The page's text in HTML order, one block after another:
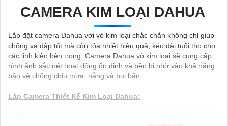
CAMERA KIM LOẠI DAHUA
Lắp đặt camera Dahua với vỏ kim loại chắc chắn không chỉ giúp
chống va đập tốt mà còn tỏa nhiệt hiệu quả, kéo dài tuổi thọ cho
các linh kiện bên trong. Camera Dahua vỏ kim loại sẽ cung cấp
hình ảnh sắc nét hoạt động ổn định và bền bỉ nhờ vào khả năng
bảo vệ chống chịu mưa, nắng và bụi bẩn.
Lắp Camera Thiết Kế Kim Loại Dahua: